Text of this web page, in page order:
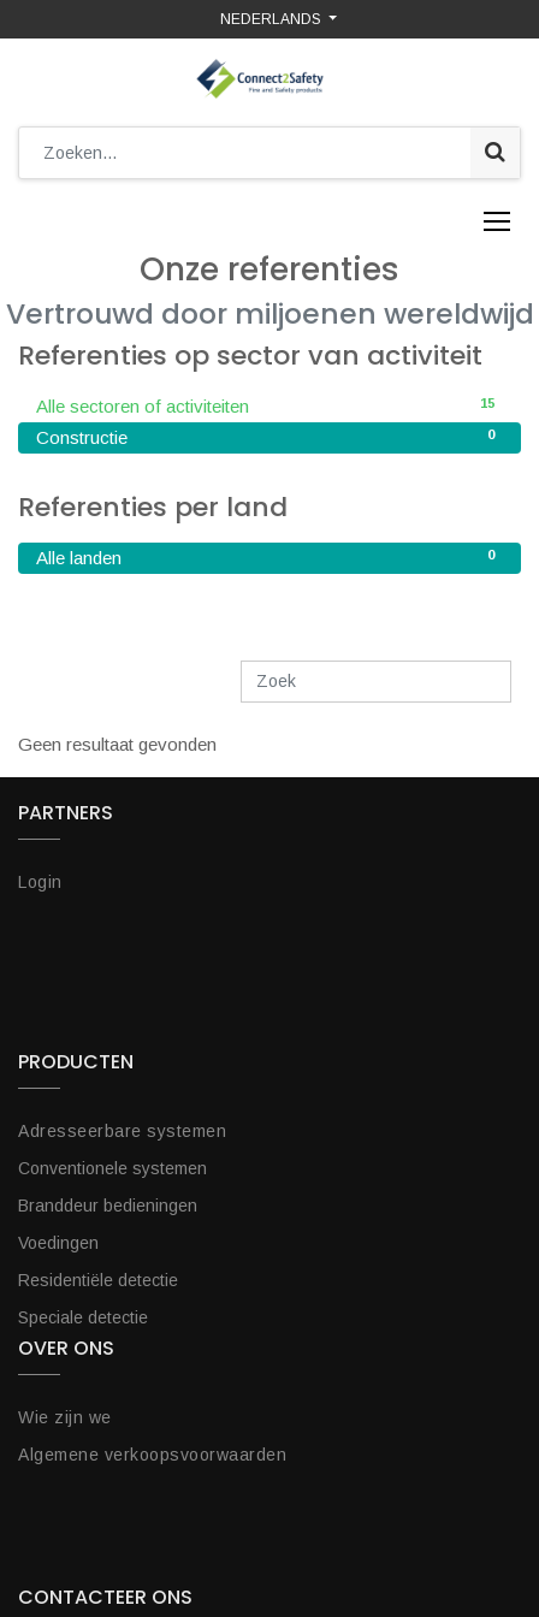
NEDERLANDS
Onze referenties
Vertrouwd door miljoenen wereldwijd
Referenties op sector van activiteit
15
Alle sectoren of activiteiten
0
Constructie
Referenties per land
0
Alle landen
Geen resultaat gevonden
PARTNERS
Login
PRODUCTEN
Adresseerbare systemen
Conventionele systemen
Branddeur bedieningen
Voedingen
Residentiële detectie
Speciale detectie
OVER ONS
Wie zijn we
Algemene verkoopsvoorwaarden
CONTACTEER ONS